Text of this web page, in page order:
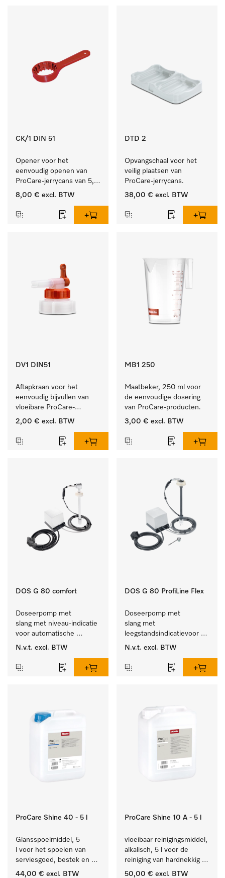
CK/1 DIN 51
Opener voor het
eenvoudig openen van
ProCare-jerrycans van 5,
10 en 20 l.
8,00 € excl. BTW
DTD 2
Opvangschaal voor het
veilig plaatsen van
ProCare-jerrycans.
38,00 € excl. BTW
DV1 DIN51
Aftapkraan voor het
eenvoudig bijvullen van
vloeibare ProCare-
producten.
2,00 € excl. BTW
MB1 250
Maatbeker, 250 ml voor
de eenvoudige dosering
van ProCare-producten.
3,00 € excl. BTW
DOS G 80 comfort
Doseerpomp met
slang met niveau-indicatie
voor automatische
dosering van vloeibare
N.v.t. excl. BTW
DOS G 80 ProfiLine Flex
Doseerpomp met
slang met
leegstandsindicatievoor
de autom. dosering van
N.v.t. excl. BTW
ProCare Shine 40 - 5 l
Glansspoelmiddel, 5
l voor het spoelen van
serviesgoed, bestek en
ideaal voor glazen.
44,00 € excl. BTW
ProCare Shine 10 A - 5 l
vloeibaar reinigingsmiddel,
alkalisch, 5 l voor de
reiniging van hardnekkig
vuil op serviesgoed,
50,00 € excl. BTW